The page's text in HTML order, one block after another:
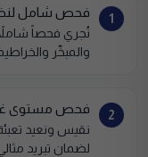
1 فحص شامل
نُجري فحصاً
والمبخّر
2 فحص مستوى غاز
نقيس ونعيد
لضمان تبريد